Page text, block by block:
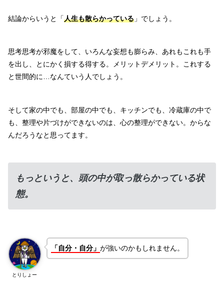
結論からいうと「人生も散らかっている 」でしょう。
思考思考が邪魔をして、いろんな妄想も膨らみ、あれもこれも手
を出し、とにかく損する得する。メリットデメリット。これする
と世間的に…なんていう人でしょう。
そして家の中でも、部屋の中でも、キッチンでも、冷蔵庫の中で
も、整理や片づけができないのは、心の整理ができない。からな
んだろうなと思ってます。
もっというと、頭の中が取っ散らかっている状
態。
とりしょー
「自分・自分」 が強いのかもしれません。